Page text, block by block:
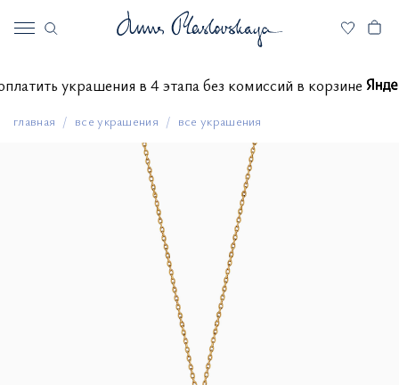
оплатить украшения в 4 этапа без комиссий в корзине
главная все украшения все украшения